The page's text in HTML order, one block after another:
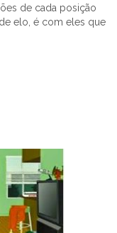
de cada posição
elo, é com eles que